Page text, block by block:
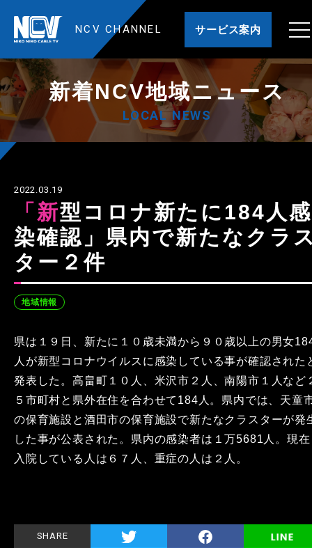
NCV CHANNEL サービス案内
新着NCV地域ニュース
LOCAL NEWS
2022.03.19
「新型コロナ新たに184人感
染確認」県内で新たなクラ
ター２件
地域情報
県は１９日、新たに１０歳未満から９０歳以上の男女
人が新型コロナウイルスに感染している事が確認された
発表した。高畠町１０人、米沢市２人、南陽市１人など
５市町村と県外在住を合わせて184人。県内では、天童
の保育施設と酒田市の保育施設で新たなクラスターが発
した事が公表された。県内の感染者は１万5681人。現在
入院している人は６７人、重症の人は２人。
SHARE